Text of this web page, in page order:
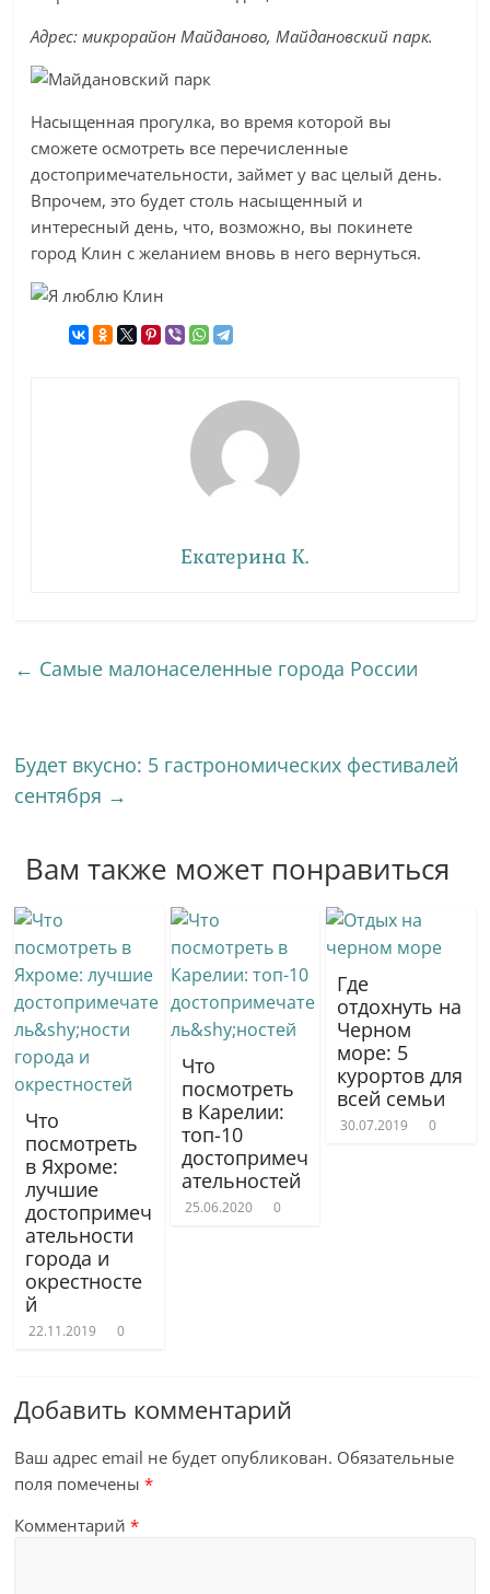
Адрес: микрорайон Майданово, Майдановский парк.
Насыщенная прогулка, во время которой вы
сможете осмотреть все перечисленные
достопримечательности, займет у вас целый день.
Впрочем, это будет столь насыщенный и
интересный день, что, возможно, вы покинете
город Клин с желанием вновь в него вернуться.
Екатерина К.
← Самые малонаселенные города России
Будет вкусно: 5 гастрономических фестивалей
сентября →
Вам также может понравиться
Что
посмотреть
в Яхроме:
лучшие
достопримеч
атель­ности
города и
окрестносте
й
22.11.2019 0
Что
посмотреть
в Карелии:
топ-10
достопримеч
атель­ностей
25.06.2020 0
Где
отдохнуть на
Черном
море: 5
курортов для
всей семьи
30.07.2019 0
Добавить комментарий
Ваш адрес email не будет опубликован. Обязательные
поля помечены*
Комментарий*